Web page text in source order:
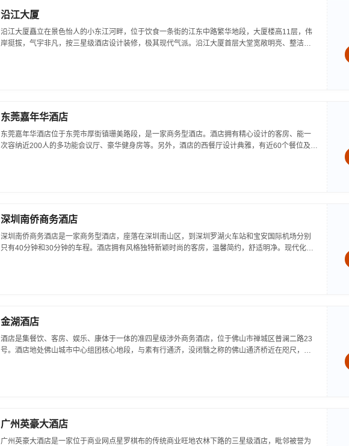
沿江大厦
沿江大厦矗立在景色怡人的小东江河畔，位于饮食一条街的江东中路繁华地段，大厦楼高11层，伟
岸挺拔，气宇非凡，按三星级酒店设计装修，极其现代气派。沿江大厦首层大堂宽敞明亮、整洁美
东莞嘉年华酒店
东莞嘉年华酒店位于东莞市厚街镇珊美路段，是一家商务型酒店。酒店拥有精心设计的客房、能一
次容纳近200人的多功能会议厅、豪华健身房等。另外，酒店的西餐厅设计典雅，有近60个餐位及数
深圳南侨商务酒店
深圳南侨商务酒店是一家商务型酒店，座落在深圳南山区，到深圳罗湖火车站和宝安国际机场分别
只有40分钟和30分钟的车程。酒店拥有风格独特新颖时尚的客房，温馨简约，舒适明净。现代化的
金湖酒店
酒店是集餐饮、客房、娱乐、康体于一体的准四星级涉外商务酒店，位于佛山市禅城区普澜二路23
号。酒店地处佛山城市中心组团核心地段，与素有行通济，没闭翳之称的佛山通济桥近在咫尺，毗
广州英豪大酒店
广州英豪大酒店是一家位于商业网点星罗棋布的传统商业旺地农林下路的三星级酒店，毗邻被誉为